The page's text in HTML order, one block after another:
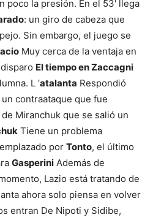
poco la presión. En el 53′ llega
: un giro de cabeza que
Sin embargo, el juego se
Muy cerca de la ventaja en
El tiempo en Zaccagni
L ‘atalanta Respondió
contraataque que fue
Miranchuk que se salió un
Tiene un problema
por Tonto, el último
Gasperini Además de
Lazio está tratando de
ahora solo piensa en volver
entran De Nipoti y Sidibe,